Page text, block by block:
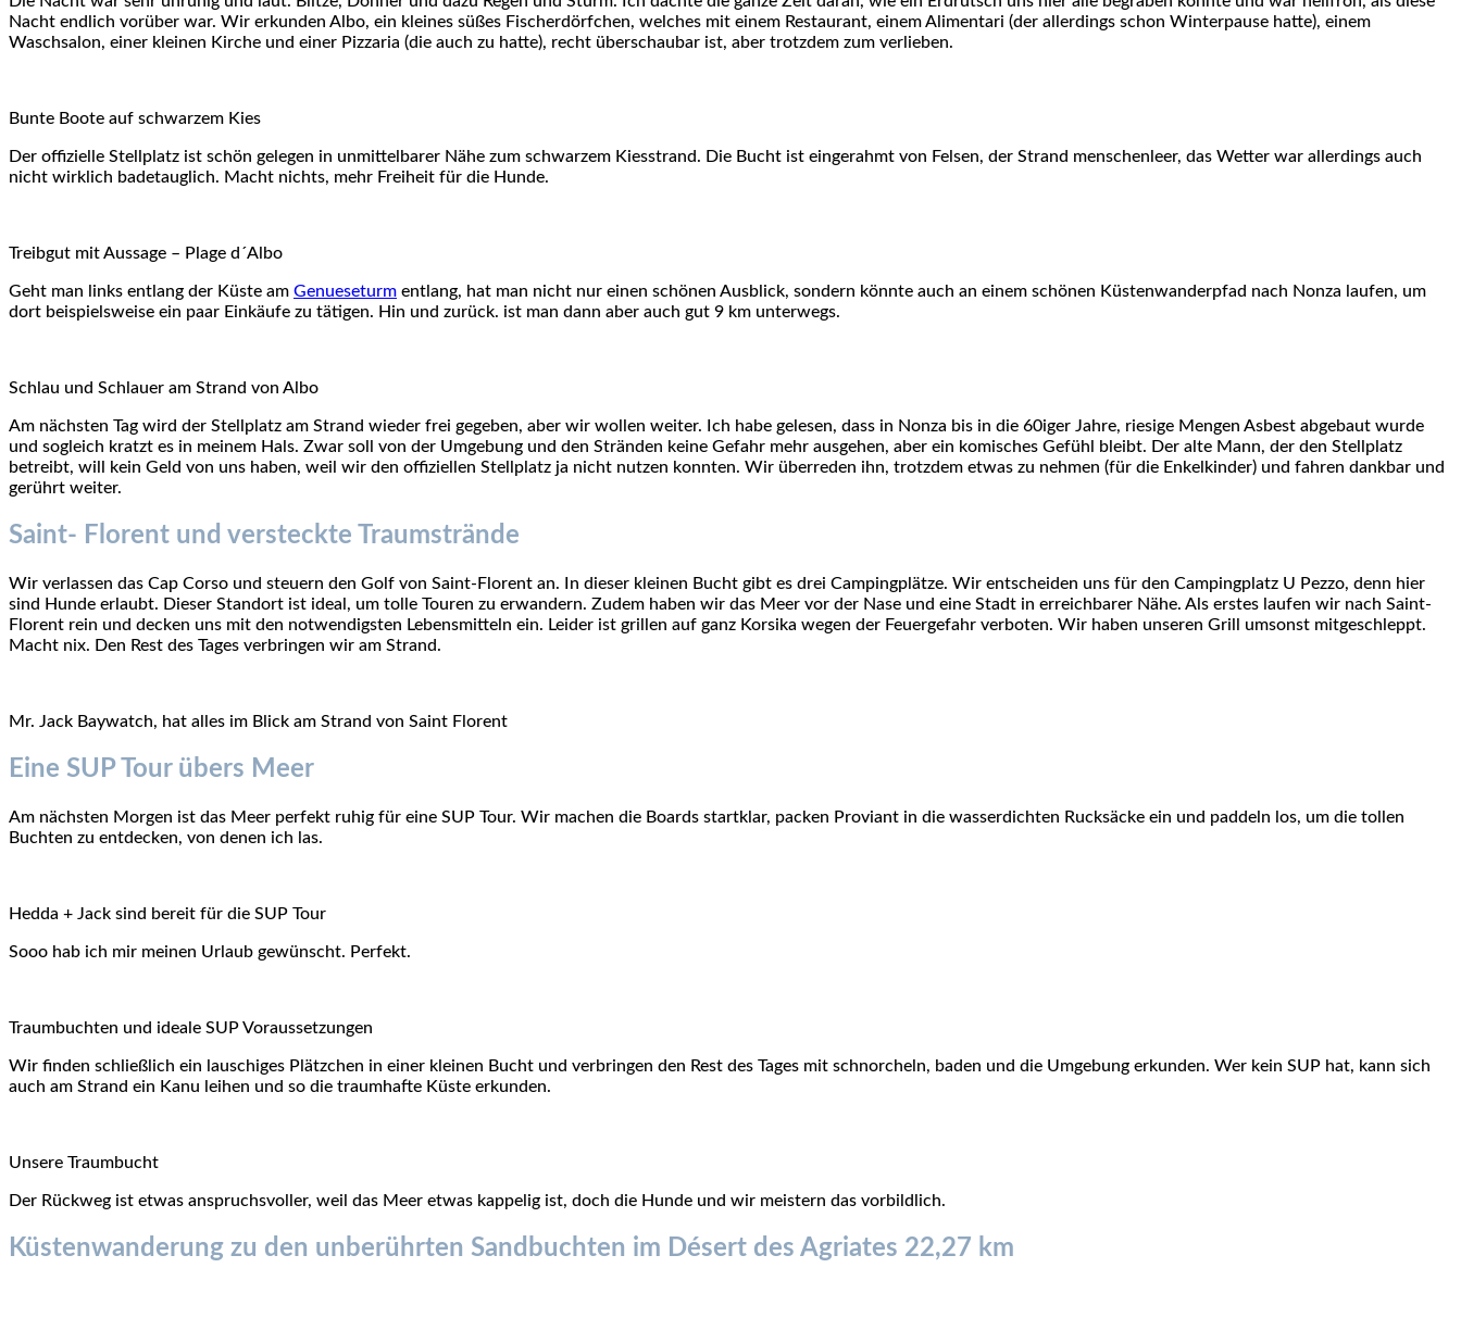
Nacht endlich vorüber war. Wir erkunden Albo, ein kleines süßes Fischerdörfchen, welches mit einem Restaurant, einem Alimentari (der allerdings schon Winterpause hatte), einem
Waschsalon, einer kleinen Kirche und einer Pizzaria (die auch zu hatte), recht überschaubar ist, aber trotzdem zum verlieben.
Bunte Boote auf schwarzem Kies
Der offizielle Stellplatz ist schön gelegen in unmittelbarer Nähe zum schwarzem Kiesstrand. Die Bucht ist eingerahmt von Felsen, der Strand menschenleer, das Wetter war allerdings auch
nicht wirklich badetauglich. Macht nichts, mehr Freiheit für die Hunde.
Treibgut mit Aussage – Plage d´Albo
Geht man links entlang der Küste am Genueseturm entlang, hat man nicht nur einen schönen Ausblick, sondern könnte auch an einem schönen Küstenwanderpfad nach Nonza laufen, um
dort beispielsweise ein paar Einkäufe zu tätigen. Hin und zurück. ist man dann aber auch gut 9 km unterwegs.
Schlau und Schlauer am Strand von Albo
Am nächsten Tag wird der Stellplatz am Strand wieder frei gegeben, aber wir wollen weiter. Ich habe gelesen, dass in Nonza bis in die 60iger Jahre, riesige Mengen Asbest abgebaut wurde
und sogleich kratzt es in meinem Hals. Zwar soll von der Umgebung und den Stränden keine Gefahr mehr ausgehen, aber ein komisches Gefühl bleibt. Der alte Mann, der den Stellplatz
betreibt, will kein Geld von uns haben, weil wir den offiziellen Stellplatz ja nicht nutzen konnten. Wir überreden ihn, trotzdem etwas zu nehmen (für die Enkelkinder) und fahren dankbar und
gerührt weiter.
Saint- Florent und versteckte Traumstrände
Wir verlassen das Cap Corso und steuern den Golf von Saint-Florent an. In dieser kleinen Bucht gibt es drei Campingplätze. Wir entscheiden uns für den Campingplatz U Pezzo, denn hier
sind Hunde erlaubt. Dieser Standort ist ideal, um tolle Touren zu erwandern. Zudem haben wir das Meer vor der Nase und eine Stadt in erreichbarer Nähe. Als erstes laufen wir nach Saint-
Florent rein und decken uns mit den notwendigsten Lebensmitteln ein. Leider ist grillen auf ganz Korsika wegen der Feuergefahr verboten. Wir haben unseren Grill umsonst mitgeschleppt.
Macht nix. Den Rest des Tages verbringen wir am Strand.
Mr. Jack Baywatch, hat alles im Blick am Strand von Saint Florent
Eine SUP Tour übers Meer
Am nächsten Morgen ist das Meer perfekt ruhig für eine SUP Tour. Wir machen die Boards startklar, packen Proviant in die wasserdichten Rucksäcke ein und paddeln los, um die tollen
Buchten zu entdecken, von denen ich las.
Hedda + Jack sind bereit für die SUP Tour
Sooo hab ich mir meinen Urlaub gewünscht. Perfekt.
Traumbuchten und ideale SUP Voraussetzungen
Wir finden schließlich ein lauschiges Plätzchen in einer kleinen Bucht und verbringen den Rest des Tages mit schnorcheln, baden und die Umgebung erkunden. Wer kein SUP hat, kann sich
auch am Strand ein Kanu leihen und so die traumhafte Küste erkunden.
Unsere Traumbucht
Der Rückweg ist etwas anspruchsvoller, weil das Meer etwas kappelig ist, doch die Hunde und wir meistern das vorbildlich.
Küstenwanderung zu den unberührten Sandbuchten im Désert des Agriates 22,27 km